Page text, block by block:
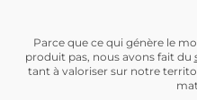
Parce que ce qui génère le
produit pas, nous avons fait du
tant à valoriser sur notre